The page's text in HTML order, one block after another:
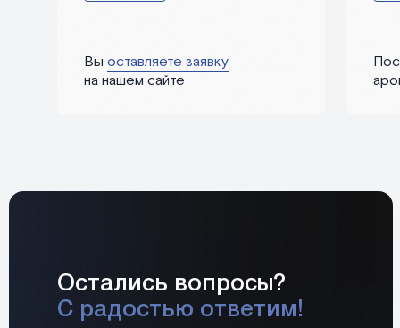
Вы оставляете заявку
на нашем сайте
Остались вопросы?
С радостью ответим!